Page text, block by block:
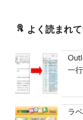
よく読まれ
一
ラ